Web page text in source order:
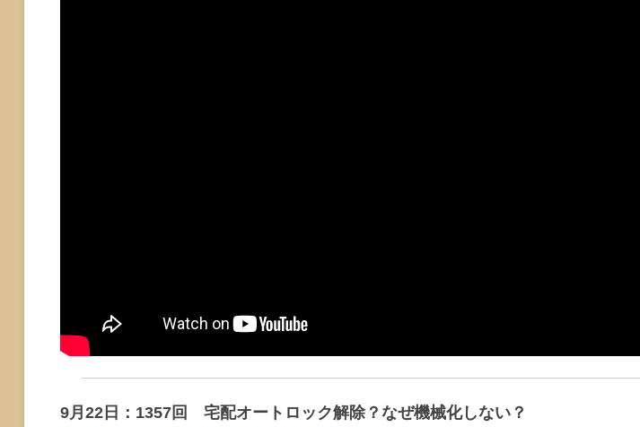
9月22日：1357回 宅配オートロック解除？なぜ機械化しない？